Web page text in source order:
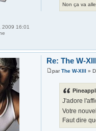
Non ça va
2009 16:01
Re: The W-
parThe W-XIII»
J'adore
Votre
Faut dire